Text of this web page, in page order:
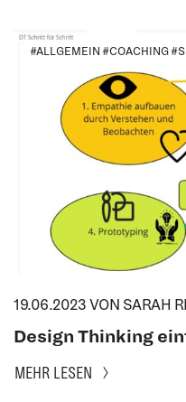
#ALLGEMEIN #COACHING
19.06.2023 VON SARAH
Design Thinking
MEHR LESEN